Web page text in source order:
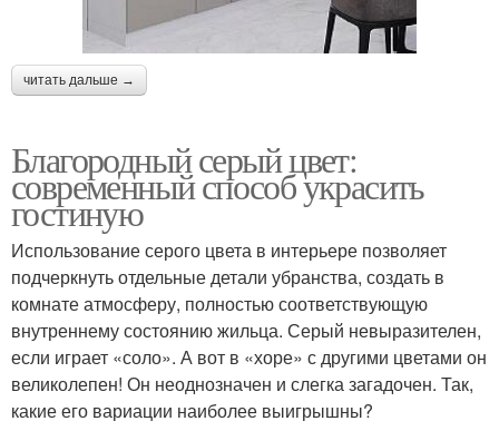
читать дальше →
Благородный серый цвет:
современный способ украсить
гостиную
Использование серого цвета в интерьере позволяет
подчеркнуть отдельные детали убранства, создать в
комнате атмосферу, полностью соответствующую
внутреннему состоянию жильца. Серый невыразителен,
если играет «соло». А вот в «хоре» с другими цветами он
великолепен! Он неоднозначен и слегка загадочен. Так,
какие его вариации наиболее выигрышны?